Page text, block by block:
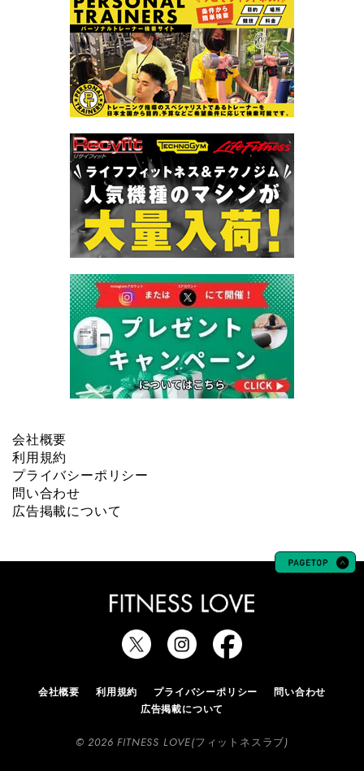
会社概要
利用規約
プライバシーポリシー
問い合わせ
広告掲載について
会社概要 利用規約 プライバシーポリシー
問い合わせ
広告掲載について
© 2026 FITNESS LOVE(フィットネスラブ)